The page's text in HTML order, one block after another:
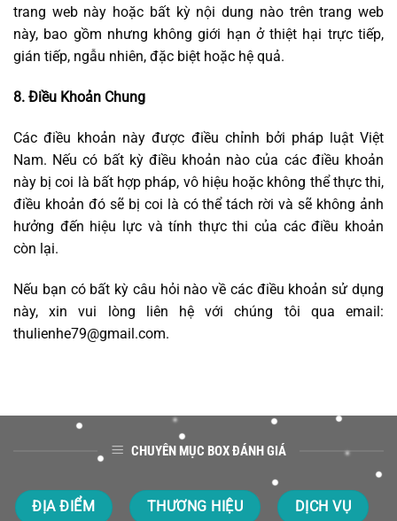
trang web này hoặc bất kỳ nội dung nào trên trang web
này, bao gồm nhưng không giới hạn ở thiệt hại trực tiếp,
gián tiếp, ngẫu nhiên, đặc biệt hoặc hệ quả.
8. Điều Khoản Chung
Các điều khoản này được điều chỉnh bởi pháp luật Việt
Nam. Nếu có bất kỳ điều khoản nào của các điều khoản
này bị coi là bất hợp pháp, vô hiệu hoặc không thể thực thi,
điều khoản đó sẽ bị coi là có thể tách rời và sẽ không ảnh
hưởng đến hiệu lực và tính thực thi của các điều khoản
còn lại.
Nếu bạn có bất kỳ câu hỏi nào về các điều khoản sử dụng
này, xin vui lòng liên hệ với chúng tôi qua email:
thulienhe79@gmail.com.
CHUYÊN MỤC BOX ĐÁNH GIÁ
ĐỊA ĐIỂM THƯƠNG HIỆU DỊCH VỤ